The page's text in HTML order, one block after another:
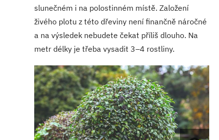
slunečném i na polostinném místě. Založení
živého plotu z této dřeviny není finančně náročné
a na výsledek nebudete čekat příliš dlouho. Na
metr délky je třeba vysadit 3–4 rostliny.